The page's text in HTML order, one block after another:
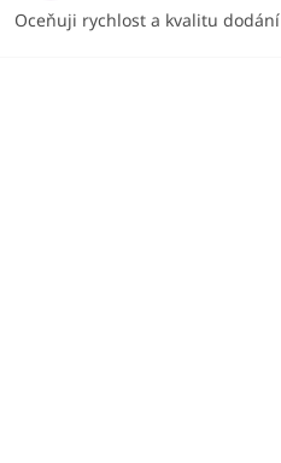
Oceňuji rychlost a kvalitu dodání